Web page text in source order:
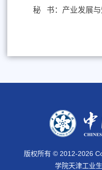
秘 书：产业发展与
版权所有 © 2012-2026
学院天津工业